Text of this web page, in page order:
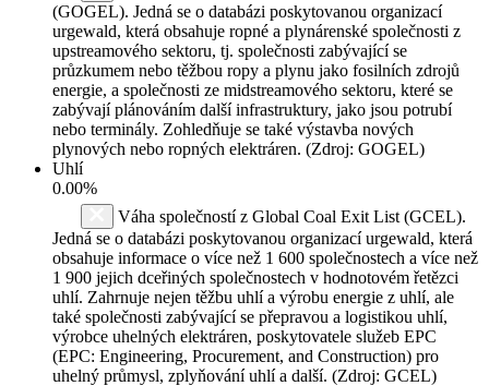
(GOGEL). Jedná se o databázi poskytovanou organizací
urgewald, která obsahuje ropné a plynárenské společnosti z
upstreamového sektoru, tj. společnosti zabývající se
průzkumem nebo těžbou ropy a plynu jako fosilních zdrojů
energie, a společnosti ze midstreamového sektoru, které se
zabývají plánováním další infrastruktury, jako jsou potrubí
nebo terminály. Zohledňuje se také výstavba nových
plynových nebo ropných elektráren. (Zdroj: GOGEL)
Uhlí
0.00%
Váha společností z Global Coal Exit List (GCEL).
Jedná se o databázi poskytovanou organizací urgewald, která
obsahuje informace o více než 1 600 společnostech a více než
1 900 jejich dceřiných společnostech v hodnotovém řetězci
uhlí. Zahrnuje nejen těžbu uhlí a výrobu energie z uhlí, ale
také společnosti zabývající se přepravou a logistikou uhlí,
výrobce uhelných elektráren, poskytovatele služeb EPC
(EPC: Engineering, Procurement, and Construction) pro
uhelný průmysl, zplyňování uhlí a další. (Zdroj: GCEL)